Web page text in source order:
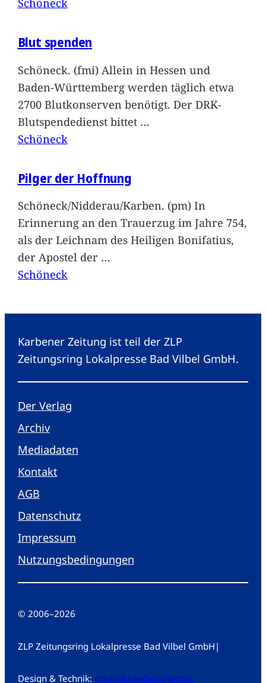
Blut spenden
Schöneck. (fmi) Allein in Hessen und
Baden-Württemberg werden täglich etwa
2700 Blutkonserven benötigt. Der DRK-
Blutspendedienst bittet …
Schöneck
Pilger der Hoffnung
Schöneck/Nidderau/Karben. (pm) In
Erinnerung an den Trauerzug im Jahre 754,
als der Leichnam des Heiligen Bonifatius,
der Apostel der …
Schöneck
Karbener Zeitung ist teil der ZLP
Zeitungsring Lokalpresse Bad Vilbel GmbH.
Der Verlag
Archiv
Mediadaten
Kontakt
AGB
Datenschutz
Impressum
Nutzungsbedingungen
© 2006–2026
ZLP Zeitungsring Lokalpresse Bad Vilbel GmbH |
Design & Technik: creandi Medienagentur